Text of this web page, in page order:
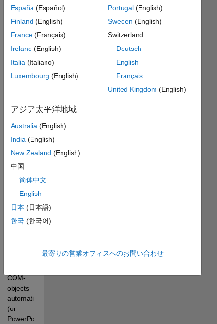
メモ:
This
file
selected
as
Pick
of the
Week
exportToPPTX
allows
user to
create
PowerPoint
2007+
COM-
objects
automation
(or
PowerPoint
España (Español)
Finland (English)
France (Français)
Ireland (English)
Italia (Italiano)
Luxembourg (English)
Portugal(English)
Sweden (English)
Switzerland
Deutsch
English
Français
United Kingdom (English)
アジア太平洋地域
Australia (English)
India (English)
New Zealand (English)
中国
简体中文
English
日本 (日本語)
한국 (한국어)
最寄りの営業オフィスへのお問い合わせ